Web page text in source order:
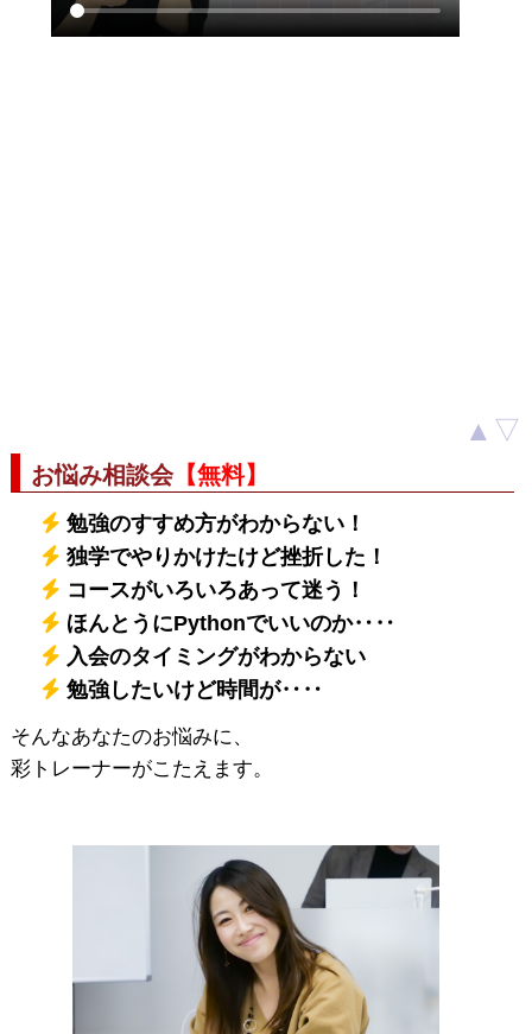
▲ ▽
お悩み相談会【無料】
勉強のすすめ方がわからない！
独学でやりかけたけど挫折した！
コースがいろいろあって迷う！
ほんとうにPythonでいいのか‥‥
入会のタイミングがわからない
勉強したいけど時間が‥‥
そんなあなたのお悩みに、
彩トレーナーがこたえます。